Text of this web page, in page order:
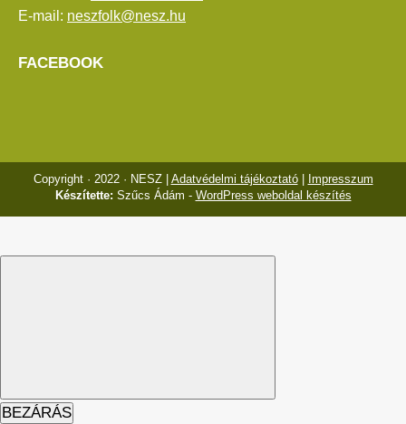
E-mail: neszfolk@nesz.hu
FACEBOOK
Copyright · 2022 · NESZ | Adatvédelmi tájékoztató| Impresszum
Készítette: Szűcs Ádám - WordPress weboldal készítés
BEZÁRÁS